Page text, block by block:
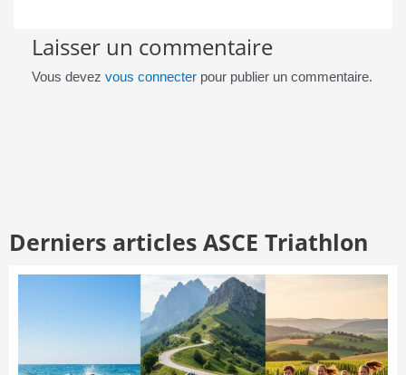
Laisser un commentaire
Vous devez vous connecterpour publier un commentaire.
Derniers articles ASCE Triathlon